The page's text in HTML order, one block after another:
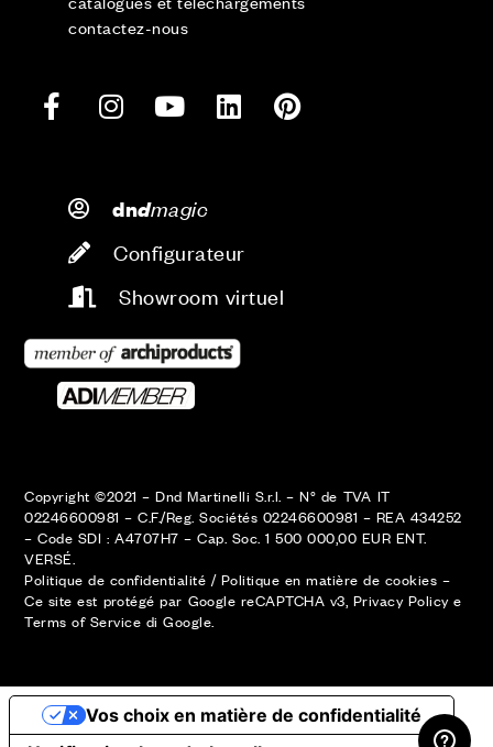
ESPACE RÉSERVÉ
contactez-nous
dndmagic
Configurateur
Showroom virtuel
Copyright ©2021 – Dnd Martinelli S.r.l. – N° de TVA IT
02246600981 – C.F./Reg. Sociétés 02246600981 – REA 434252
– Code SDI : A4707H7 – Cap. Soc. 1 500 000,00 EUR ENT.
VERSÉ.
Politique de confidentialité / Politique en matière de cookies –
Ce site est protégé par Google reCAPTCHA v3, Privacy Policye
Terms of Service di Google.
Vos choix en matière de confidentialité